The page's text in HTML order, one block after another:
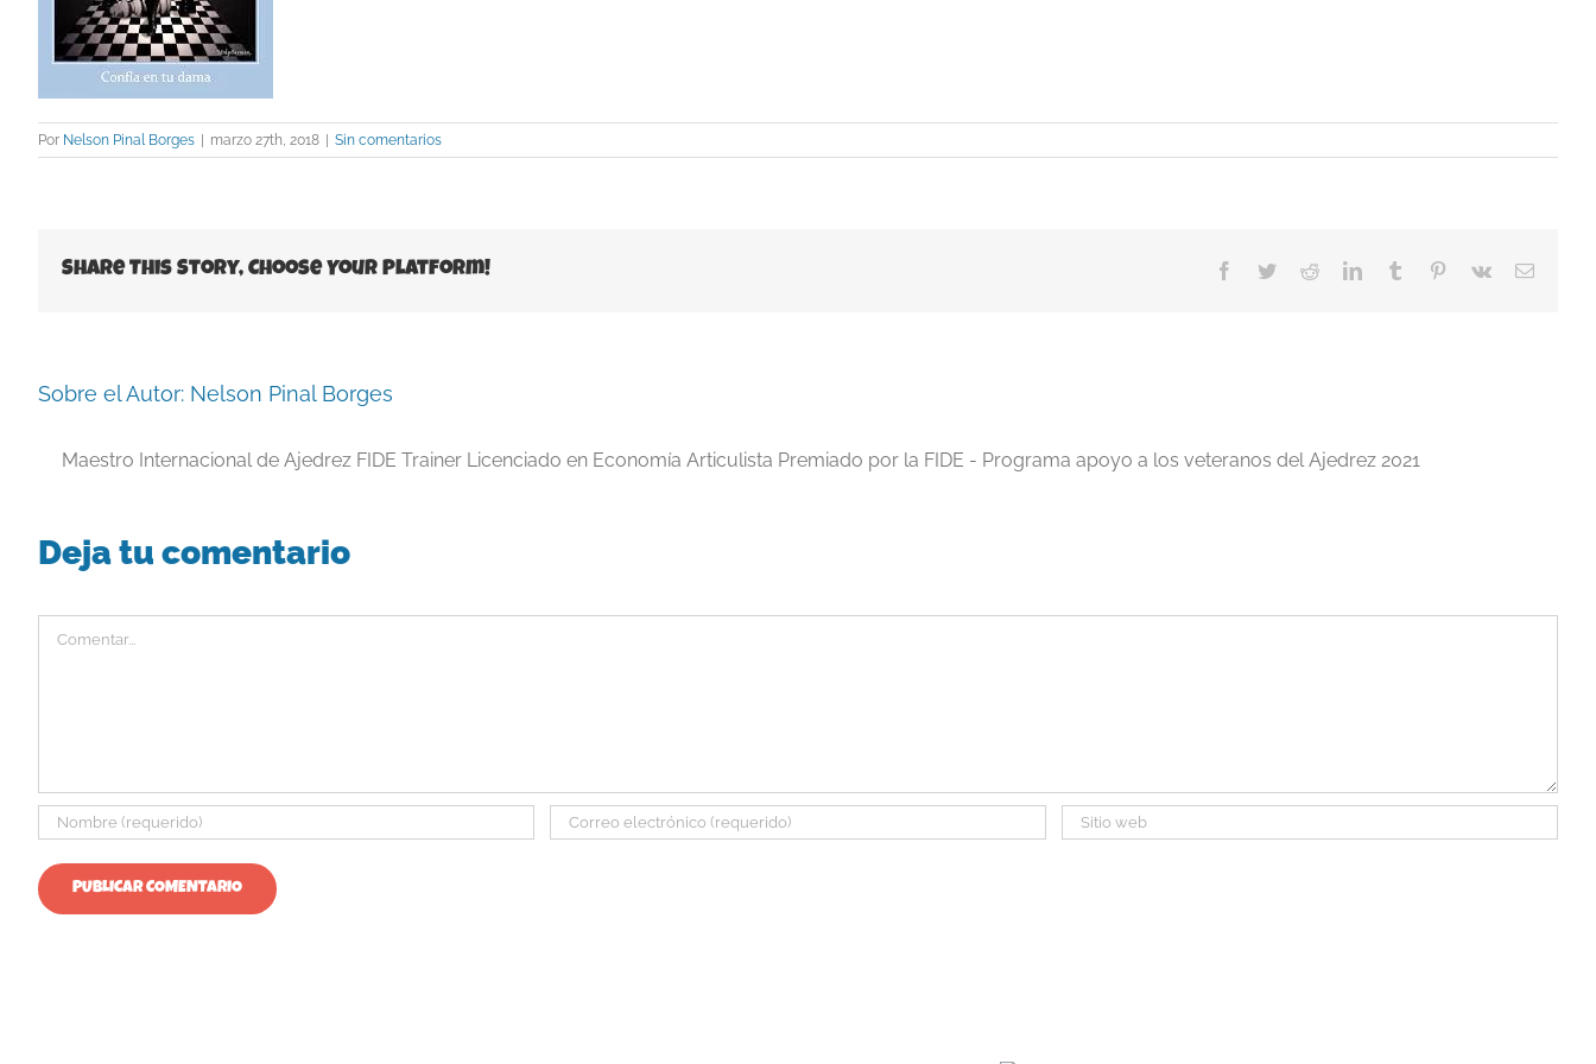
Por Nelson Pinal Borges | marzo 27th, 2018 | Sin comentarios
Share This Story, Choose Your Platform! Facebook
TwitterRedditLinkedInTumblr Pinterest
Vk
Correo
Sobre el Autor: Nelson Pinal Borges
Maestro Internacional de Ajedrez FIDE Trainer Licenciado en Economía Articulista Premiado por la FIDE - Programa apoyo a los veteranos del Ajedrez 2021
Deja tu comentario